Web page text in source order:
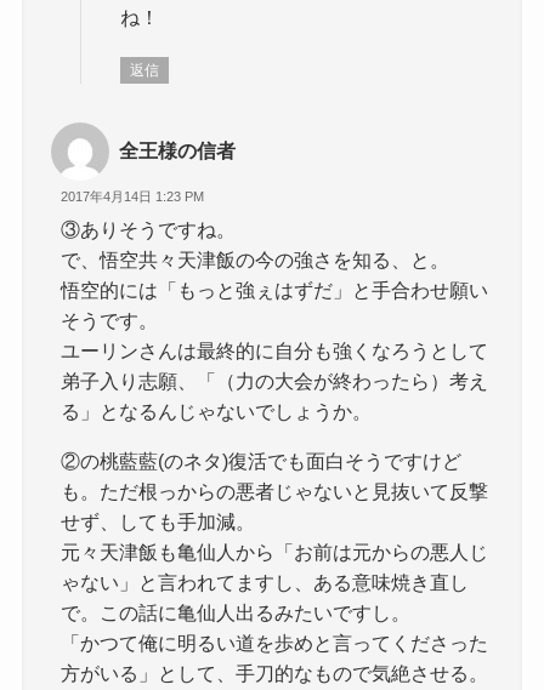
ね！
返信
全王様の信者
2017年4月14日 1:23 PM
③ありそうですね。
で、悟空共々天津飯の今の強さを知る、と。
悟空的には「もっと強ぇはずだ」と手合わせ願い
そうです。
ユーリンさんは最終的に自分も強くなろうとして
弟子入り志願、「（力の大会が終わったら）考え
る」となるんじゃないでしょうか。
②の桃藍藍(のネタ)復活でも面白そうですけど
も。ただ根っからの悪者じゃないと見抜いて反撃
せず、しても手加減。
元々天津飯も亀仙人から「お前は元からの悪人じ
ゃない」と言われてますし、ある意味焼き直し
で。この話に亀仙人出るみたいですし。
「かつて俺に明るい道を歩めと言ってくださった
方がいる」として、手刀的なもので気絶させる。